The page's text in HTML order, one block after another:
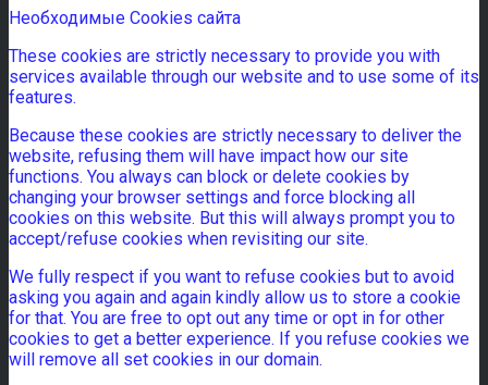
Необходимые Cookies сайта
These cookies are strictly necessary to provide you with
services available through our website and to use some of its
features.
Because these cookies are strictly necessary to deliver the
website, refusing them will have impact how our site
functions. You always can block or delete cookies by
changing your browser settings and force blocking all
cookies on this website. But this will always prompt you to
accept/refuse cookies when revisiting our site.
We fully respect if you want to refuse cookies but to avoid
asking you again and again kindly allow us to store a cookie
for that. You are free to opt out any time or opt in for other
cookies to get a better experience. If you refuse cookies we
will remove all set cookies in our domain.